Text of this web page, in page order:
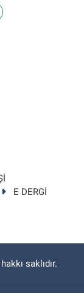
E DERGİ
saklıdır.